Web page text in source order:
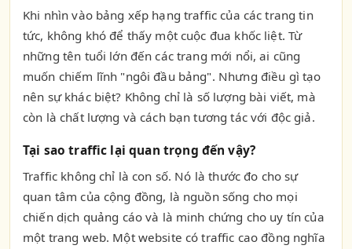
Khi nhìn vào bảng xếp hạng traffic của các trang tin
tức, không khó để thấy một cuộc đua khốc liệt. Từ
những tên tuổi lớn đến các trang mới nổi, ai cũng
muốn chiếm lĩnh "ngôi đầu bảng". Nhưng điều gì tạo
nên sự khác biệt? Không chỉ là số lượng bài viết, mà
còn là chất lượng và cách bạn tương tác với độc giả.
Tại sao traffic lại quan trọng đến vậy?
Traffic không chỉ là con số. Nó là thước đo cho sự
quan tâm của cộng đồng, là nguồn sống cho mọi
chiến dịch quảng cáo và là minh chứng cho uy tín của
một trang web. Một website có traffic cao đồng nghĩa